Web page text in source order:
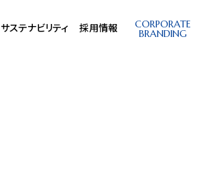
サステナビリティ 採用情報 CORPORATE
BRANDING